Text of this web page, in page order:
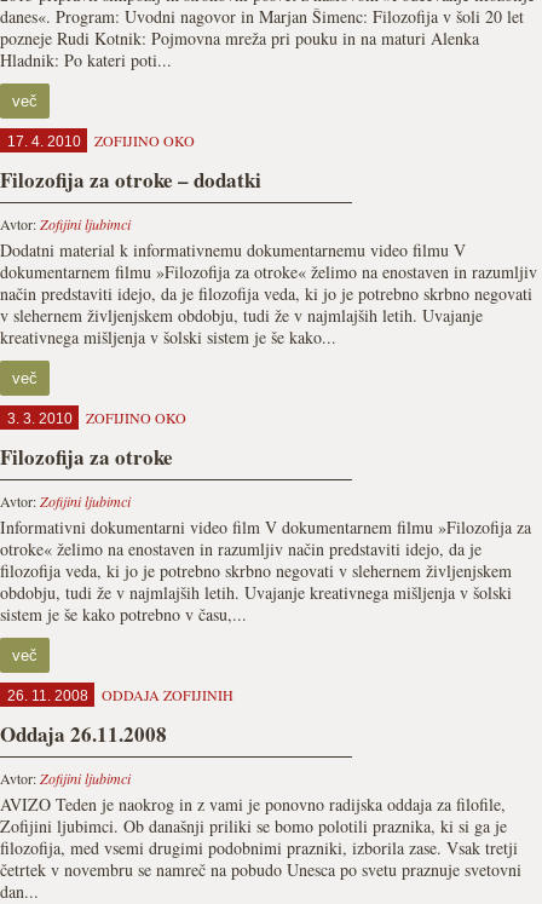
danes«. Program: Uvodni nagovor in Marjan Šimenc: Filozofija v šoli 20 let
pozneje Rudi Kotnik: Pojmovna mreža pri pouku in na maturi Alenka
Hladnik: Po kateri poti...
več
17. 4. 2010 ZOFIJINO OKO
Filozofija za otroke – dodatki
Avtor:Zofijini ljubimci
Dodatni material k informativnemu dokumentarnemu video filmu V
dokumentarnem filmu »Filozofija za otroke« želimo na enostaven in razumljiv
način predstaviti idejo, da je filozofija veda, ki jo je potrebno skrbno negovati
v slehernem življenjskem obdobju, tudi že v najmlajših letih. Uvajanje
kreativnega mišljenja v šolski sistem je še kako...
več
3. 3. 2010 ZOFIJINO OKO
Filozofija za otroke
Avtor:Zofijini ljubimci
Informativni dokumentarni video film V dokumentarnem filmu »Filozofija za
otroke« želimo na enostaven in razumljiv način predstaviti idejo, da je
filozofija veda, ki jo je potrebno skrbno negovati v slehernem življenjskem
obdobju, tudi že v najmlajših letih. Uvajanje kreativnega mišljenja v šolski
sistem je še kako potrebno v času,...
več
26. 11. 2008 ODDAJA ZOFIJINIH
Oddaja 26.11.2008
Avtor:Zofijini ljubimci
AVIZO Teden je naokrog in z vami je ponovno radijska oddaja za filofile,
Zofijini ljubimci. Ob današnji priliki se bomo polotili praznika, ki si ga je
filozofija, med vsemi drugimi podobnimi prazniki, izborila zase. Vsak tretji
četrtek v novembru se namreč na pobudo Unesca po svetu praznuje svetovni
dan...